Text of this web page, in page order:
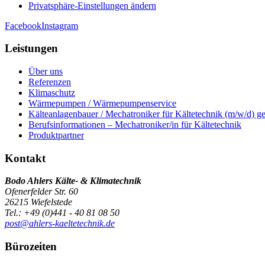
Privatsphäre-Einstellungen ändern
FacebookInstagram
Leistungen
Über uns
Referenzen
Klimaschutz
Wärmepumpen / Wärmepumpenservice
Kälteanlagenbauer / Mechatroniker für Kältetechnik (m/w/d)
Berufsinformationen – Mechatroniker/in für Kältetechnik
Produktpartner
Kontakt
Bodo Ahlers Kälte- & Klimatechnik
Ofenerfelder Str. 60
26215 Wiefelstede
Tel.: +49 (0)441 - 40 81 08 50
post@ahlers-kaeltetechnik.de
Bürozeiten